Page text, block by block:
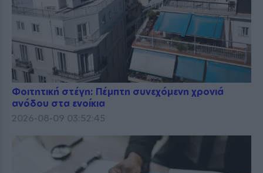
Φοιτητική στέγη: Πέμπτη συνεχόμενη χρονιά
ανόδου στα ενοίκια
2026-08-09 03:52:45